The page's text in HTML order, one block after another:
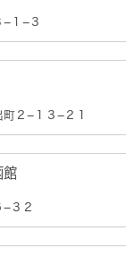
−１−３
２−１３−２１
館
−３２